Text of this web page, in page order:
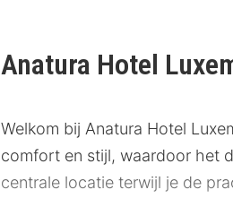
Anatura Hotel
Welkom bij Anatura Hotel
comfort en stijl, waardoor het
centrale locatie terwijl je de